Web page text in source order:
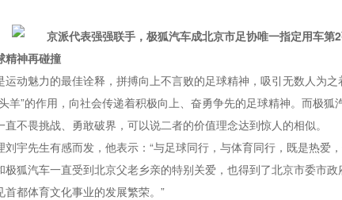
精神再碰撞
动魅力的最佳诠释，拼搏向上不言败的足球精神，吸引无数人为
羊”的作用，向社会传递着积极向上、奋勇争先的足球精神。而极
不畏挑战、勇敢破界，可以说二者的价值理念达到惊人的相似。
宇先生有感而发，他表示：“与足球同行，与体育同行，既是热爱
狐汽车一直受到北京父老乡亲的特别关爱，也得到了北京市委市
都体育文化事业的发展繁荣。”